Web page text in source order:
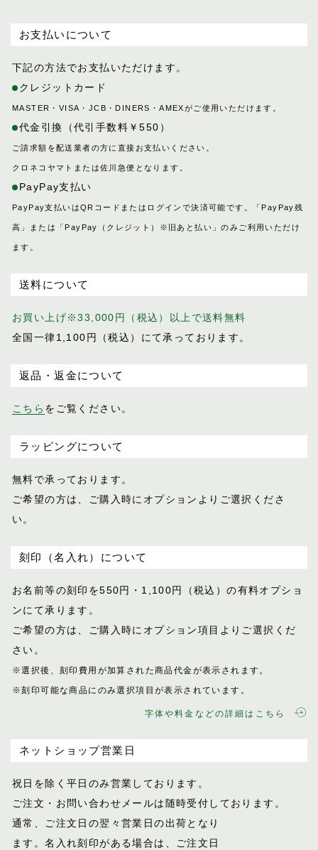
お支払いについて
下記の方法でお支払いただけます。
クレジットカード
MASTER・VISA・JCB・DINERS・AMEXがご使用いただけます。
代金引換（代引手数料￥550）
ご請求額を配送業者の方に直接お支払いください。
クロネコヤマトまたは佐川急便となります。
PayPay支払い
PayPay支払いはQRコードまたはログインで決済可能です。「PayPay残
高」または「PayPay（クレジット）※旧あと払い」のみご利用いただけ
ます。
送料について
お買い上げ※33,000円（税込）以上で送料無料
全国一律1,100円（税込）にて承っております。
返品・返金について
こちら をご覧ください。
ラッピングについて
無料で承っております。
ご希望の方は、ご購入時にオプションより ご選択くださ
い。
刻印（名入れ）について
お名前等の刻印を550円・1,100円（税込）の有料オプショ
ンにて承ります。
ご希望の方は、ご購入時にオプション項目 よりご選択くだ
さい。
※選択後、刻印費用が加算された商品代金が表示 されます。
※刻印可能な商品にのみ選択項目が表示されてい ます。
字体や料金などの詳細はこちら
ネットショップ営業日
祝日を除く平日のみ営業しております。
ご注文・お問い合わせメールは随時受付し ております。
通常、ご注文日の翌々営業日の出荷となり
ます。名入れ刻印がある場合は、ご注文日